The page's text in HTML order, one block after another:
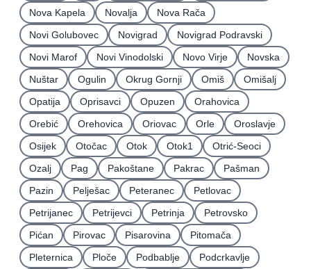
Nova Kapela
Novalja
Nova Rača
Novi Golubovec
Novigrad
Novigrad Podravski
Novi Marof
Novi Vinodolski Novo Virje
Novska
Nuštar
Ogulin Okrug Gornji Omiš
Omišalj
Opatija
Oprisavci Opuzen
Orahovica
Orebić
Orehovica Oriovac Orle
Oroslavje
Osijek
Otočac Otok Otok1
Otrić-Seoci
Ozalj
Pag Pakoštane Pakrac
Pašman
Pazin
Pelješac Peteranec
Petlovac
Petrijanec
Petrijevci Petrinja
Petrovsko
Pićan
Pirovac Pisarovina
Pitomača
Pleternica
Ploče Podbablje
Podcrkavlje